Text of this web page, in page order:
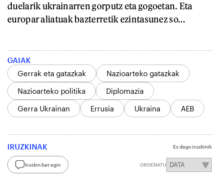
duelarik ukrainarren gorputz eta gogoetan. Eta
europar aliatuak bazterretik ezintasunez so...
GAIAK
Gerrak eta gatazkak
Nazioarteko gatazkak
Nazioarteko politika
Diplomazia
Gerra Ukrainan
Errusia Ukraina AEB
IRUZKINAK Ez dago iruzkinik
Iruzkin bat egin ORDENATU